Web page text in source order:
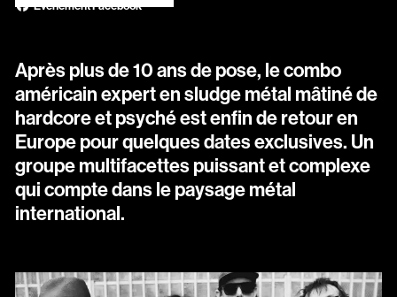
Évènement Facebook
Après plus de 10 ans de pose, le combo
américain expert en sludge métal mâtiné de
hardcore et psyché est enfin de retour en
Europe pour quelques dates exclusives. Un
groupe multifacettes puissant et complexe
qui compte dans le paysage métal
international.
Prévention des violences et signalement
Association Songo
Résidences
Espace pro
Partenaires